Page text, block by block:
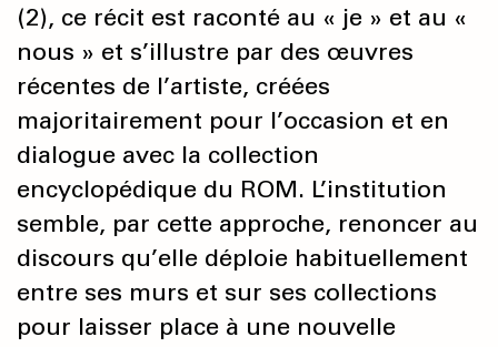
(2), ce récit est raconté au « je » et au «
nous » et s’illustre par des œuvres
récentes de l’artiste, créées
majoritairement pour l’occasion et en
dialogue avec la collection
encyclopédique du ROM. L’institution
semble, par cette approche, renoncer au
discours qu’elle déploie habituellement
entre ses murs et sur ses collections
pour laisser place à une nouvelle